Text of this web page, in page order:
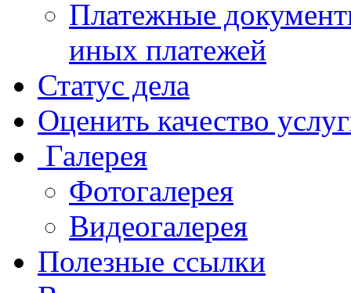
Платежные
иных платежей
Статус дела
Оценить качество
Галерея
Фотогалерея
Видеогалерея
Полезные ссылки